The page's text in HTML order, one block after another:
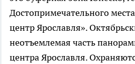
Достопримечательного
центр Ярославля».
неотъемлемая часть
центра Ярославля.